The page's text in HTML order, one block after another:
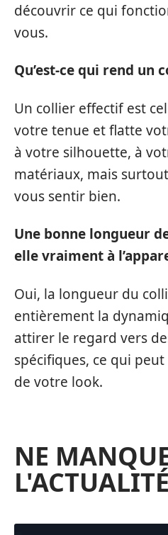
découvrir ce qui
vous.
Qu’est-ce qui rend un
Un collier effectif est
votre tenue et flatte
à votre silhouette, à
matériaux, mais
vous sentir bien.
Une bonne longueur
elle vraiment à
Oui, la longueur du
entièrement la
attirer le regard vers
spécifiques, ce qui
de votre look.
NE
L'ACTUALITÉ